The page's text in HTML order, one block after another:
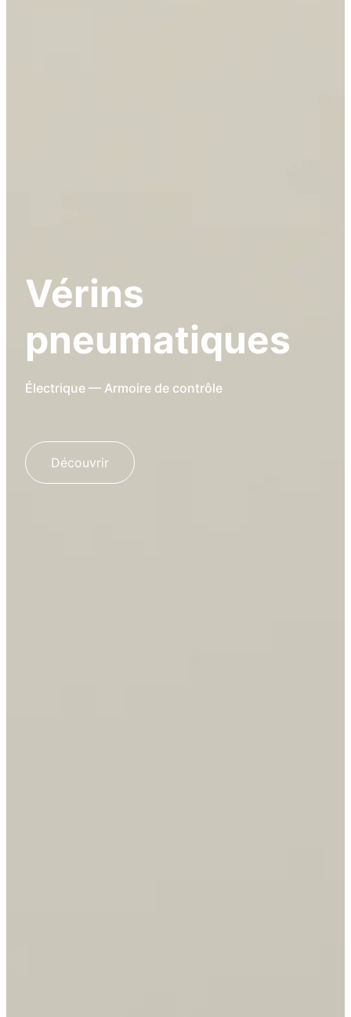
Vérins
pneumatiques
Électrique — Armoire de contrôle
Découvrir